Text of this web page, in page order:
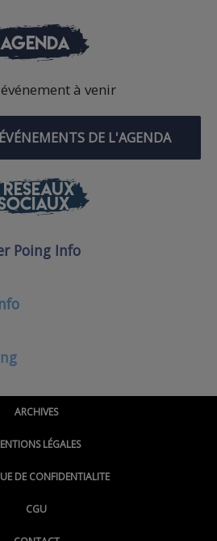
AGENDA
à venir
DE L'AGENDA
RÉSEAUX
Poing Info
ARCHIVES
LÉGALES
DE CONFIDENTIALITE
CGU